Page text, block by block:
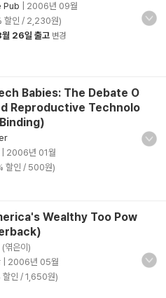
Pub
2006년 09월
할인 / 2,230원)
26일 출고 변경
Babies: The Debate O
Reproductive Technolo
2006년 01월
할인 / 500원)
Wealthy Too Pow
(엮은이)
2006년 05월
할인 / 1,650원)